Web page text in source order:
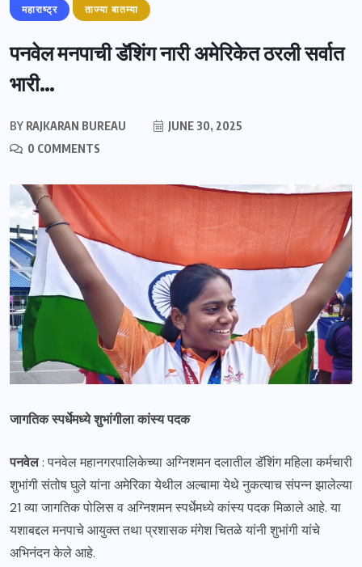
महाराष्ट्र ताज्या बातम्या
पनवेल मनपाची डॅशिंग नारी अमेरिकेत ठरली सर्वात
भारी…
BY RAJKARAN BUREAU
JUNE 30, 2025
0 COMMENTS
जागतिक स्पर्धेमध्ये शुभांगीला कांस्य पदक
पनवेल: पनवेल महानगरपालिकेच्या अग्निशमन दलातील डॅशिंग महिला कर्मचारी
शुभांगी संतोष घुले यांना अमेरिका येथील अल्बामा येथे नुकत्याच संपन्न झालेल्या
21 व्या जागतिक पोलिस व अग्निशमन स्पर्धेमध्ये कांस्य पदक मिळाले आहे. या
यशाबद्दल मनपाचे आयुक्त तथा प्रशासक मंगेश चितळे यांनी शुभांगी यांचे
अभिनंदन केले आहे.